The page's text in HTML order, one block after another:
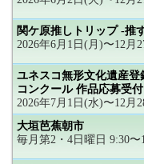
関ケ原推しトリップ -推
2026年6月1日(月)〜12月
ユネスコ無形文化遺産
コンクール 作品応募受付
2026年7月1日(水)〜12月
大垣芭蕉朝市
毎月第2・4日曜日 9:30〜